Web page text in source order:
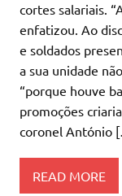
cortes salariais.
enfatizou. Ao
e soldados
a sua unidade
“porque houve
promoções
coronel António
READ MORE